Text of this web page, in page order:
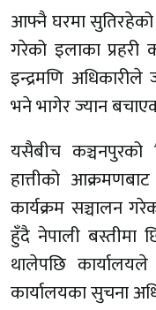
आफ्नै घरमा
गरेको इलाका प्रहरी
इन्द्रमणि अधिकारीले
भने भागेर ज्यान
यसैबीच
हात्तीको
कार्यक्रम सञ्चालन
हुँदै नेपाली बस्तीमा
थालेपछि
कार्यालयका सुचना